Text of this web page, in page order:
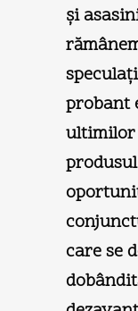
şi
probant
ultimilor
care se